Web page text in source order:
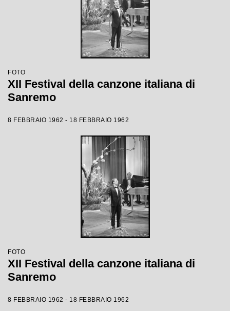
FOTO
XII Festival della canzone italiana di
Sanremo
8 FEBBRAIO 1962 - 18 FEBBRAIO 1962
FOTO
XII Festival della canzone italiana di
Sanremo
8 FEBBRAIO 1962 - 18 FEBBRAIO 1962